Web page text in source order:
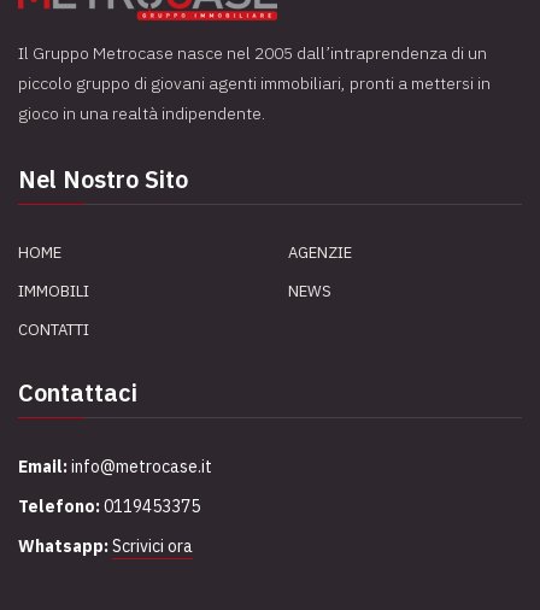
Il Gruppo Metrocase nasce nel 2005 dall’intraprendenza di un
piccolo gruppo di giovani agenti immobiliari, pronti a mettersi in
gioco in una realtà indipendente.
Nel Nostro Sito
HOME
AGENZIE
IMMOBILI
NEWS
CONTATTI
Contattaci
Email:info@metrocase.it
Telefono:0119453375
Whatsapp:Scrivici ora